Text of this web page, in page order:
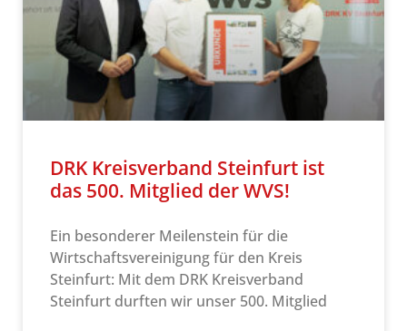
DRK Kreisverband Steinfurt ist
das 500. Mitglied der WVS!
Ein besonderer Meilenstein für die
Wirtschaftsvereinigung für den Kreis
Steinfurt: Mit dem DRK Kreisverband
Steinfurt durften wir unser 500. Mitglied